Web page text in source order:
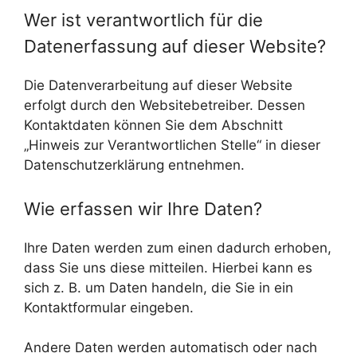
Wer ist verantwortlich für die
Datenerfassung auf dieser Website?
Die Datenverarbeitung auf dieser Website
erfolgt durch den Websitebetreiber. Dessen
Kontaktdaten können Sie dem Abschnitt
„Hinweis zur Verantwortlichen Stelle“ in dieser
Datenschutzerklärung entnehmen.
Wie erfassen wir Ihre Daten?
Ihre Daten werden zum einen dadurch erhoben,
dass Sie uns diese mitteilen. Hierbei kann es
sich z. B. um Daten handeln, die Sie in ein
Kontaktformular eingeben.
Andere Daten werden automatisch oder nach